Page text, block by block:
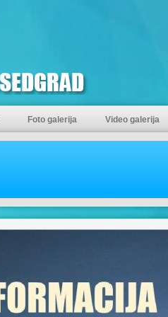
Foto galerija Video galerija